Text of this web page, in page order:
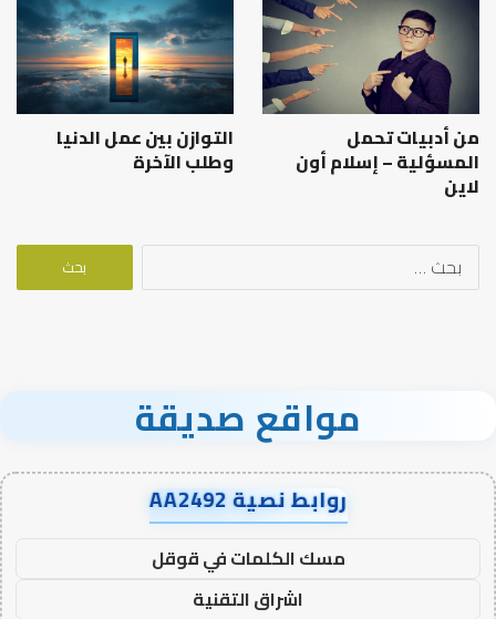
من أدبيات تحمل
المسؤلية – إسلام أون
لاين
التوازن بين عمل الدنيا
وطلب الآخرة
البحث
مواقع صديقة
روابط نصية AA2492
مسك الكلمات في قوقل
اشراق التقنية